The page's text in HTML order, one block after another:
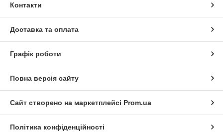
Контакти
Доставка та оплата
Графік роботи
Повна версія сайту
Сайт створено на маркетплейсі Prom.ua
Політика конфіденційності